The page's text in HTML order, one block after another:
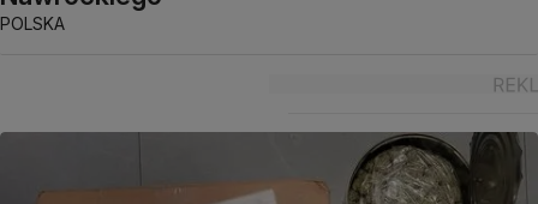
POLSKA